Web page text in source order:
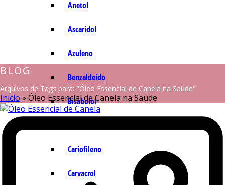
Anetol
Ascaridol
Azuleno
Benzaldeído
Bisabolol
Cariofileno
Carvacrol
BLOG
Arquivos de Tags para: "Óleo Essencial de Canela na Saúde"
Início » Óleo Essencial de Canela na Saúde